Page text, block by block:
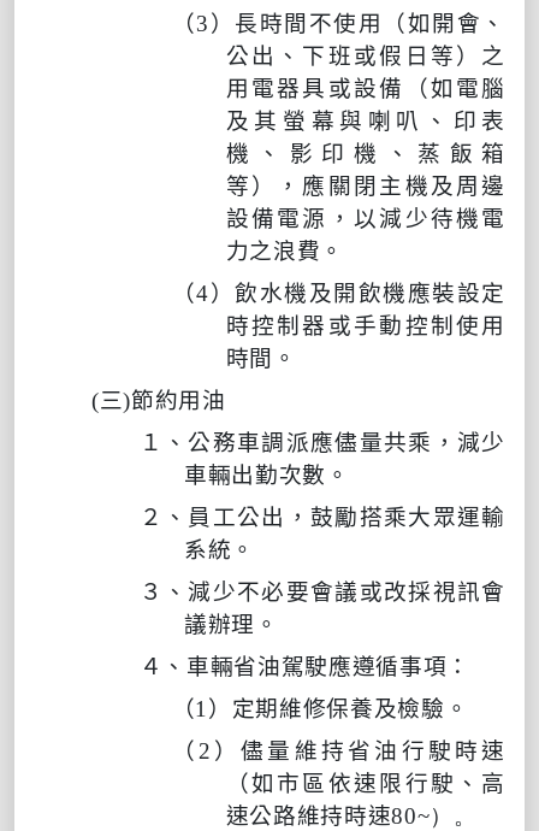
（3）長時間不使用（如開會、
公出、下班或假日等）之
用電器具或設備（如電腦
及其螢幕與喇叭、印表
機、影印機、蒸飯箱
等），應關閉主機及周邊
設備電源，以減少待機電
力之浪費。
（4）飲水機及開飲機應裝設定
時控制器或手動控制使用
時間。
(三)節約用油
１、公務車調派應儘量共乘，減少
車輛出勤次數。
２、員工公出，鼓勵搭乘大眾運輸
系統。
３、減少不必要會議或改採視訊會
議辦理。
４、車輛省油駕駛應遵循事項：
（1 ）定期維修保養及檢驗。
（ 2 ）儘量維持省油行駛時速
（如市區依速限行駛、高
速公路維持時速80~）。